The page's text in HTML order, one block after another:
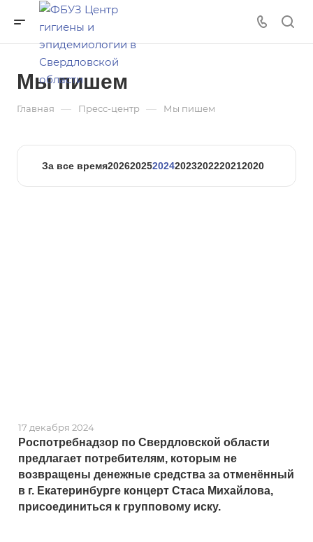
Мы пишем
Главная — Пресс-центр — Мы пишем
За все время2026202520242023202220212020
Роспотребнадзор по Свердловской области
предлагает потребителям, которым не
возвращены денежные средства за отменённый
в г. Екатеринбурге концерт Стаса Михайлова,
присоединиться к групповому иску.
17 декабря 2024